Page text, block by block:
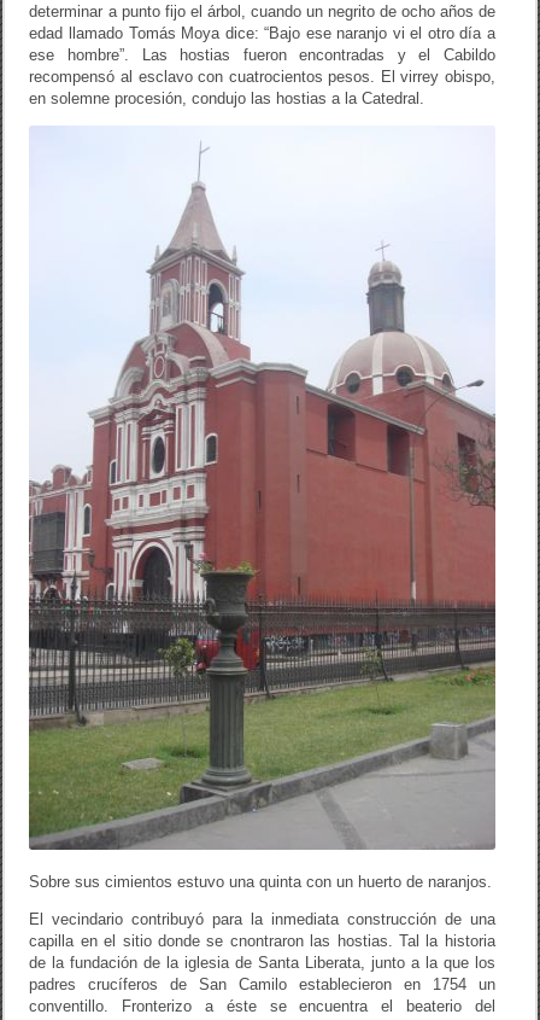
determinar a punto fijo el árbol, cuando un negrito de ocho años de
edad llamado Tomás Moya dice: “Bajo ese naranjo vi el otro día a
ese hombre”. Las hostias fueron encontradas y el Cabildo
recompensó al esclavo con cuatrocientos pesos. El virrey obispo,
en solemne procesión, condujo las hostias a la Catedral.
Sobre sus cimientos estuvo una quinta con un huerto de naranjos.
El vecindario contribuyó para la inmediata construcción de una
capilla en el sitio donde se cnontraron las hostias. Tal la historia
de la fundación de la iglesia de Santa Liberata, junto a la que los
padres crucíferos de San Camilo establecieron en 1754 un
conventillo. Fronterizo a éste se encuentra el beaterio del